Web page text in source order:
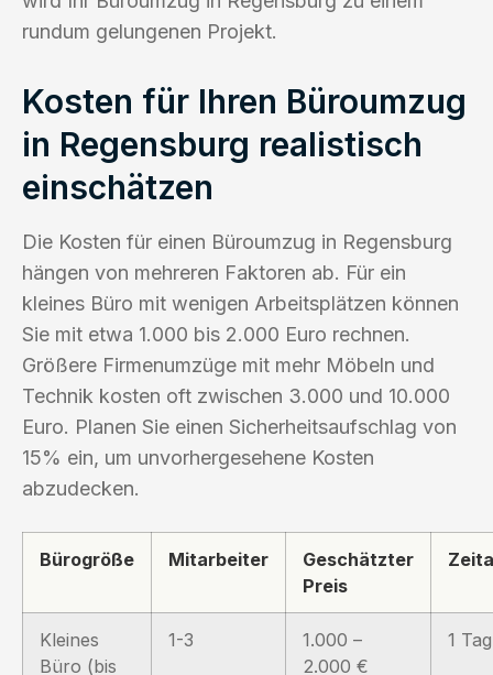
rundum gelungenen Projekt.
Kosten für Ihren Büroumzug
in Regensburg realistisch
einschätzen
Die Kosten für einen Büroumzug in Regensburg
hängen von mehreren Faktoren ab. Für ein
kleines Büro mit wenigen Arbeitsplätzen können
Sie mit etwa 1.000 bis 2.000 Euro rechnen.
Größere Firmenumzüge mit mehr Möbeln und
Technik kosten oft zwischen 3.000 und 10.000
Euro. Planen Sie einen Sicherheitsaufschlag von
15% ein, um unvorhergesehene Kosten
abzudecken.
Bürogröße Mitarbeiter
Geschätzter
Preis
Kleines
Büro (bis
1-3
1.000 –
2.000 €
1 Tag